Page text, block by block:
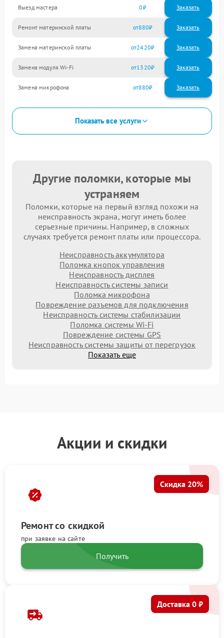
Выезд мастера 0 Заказать
Ремонт материнской платы 880
Замена материнской платы 2420
Замена модуля Wi-Fi 1320
Замена микрофона 880
Показать все услуги
Другие поломки, которые мы
устраняем
Поломки, которые на первый взгляд похожи на
неисправность экрана, могут иметь более
серьезные причины. Например, в сложных
случаях требуется ремонт платы или процессора.
Неисправность аккумулятора
Поломка кнопок управления
Неисправность дисплея
Неисправность системы записи
Поломка микрофона
Повреждение разъемов для подключения
Неисправность системы стабилизации
Поломка системы Wi-Fi
Повреждение системы GPS
Неисправность системы защиты от перегрузок
Показать еще
Акции и скидки
Ремонт со скидкой
при заявке на сайте
Скидка 20%
Получить
Доставка 0 ₽